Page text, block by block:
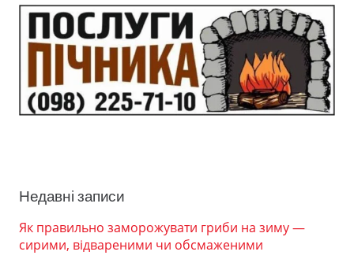
Недавні записи
Як правильно заморожувати гриби на зиму —
сирими, відвареними чи обсмаженими